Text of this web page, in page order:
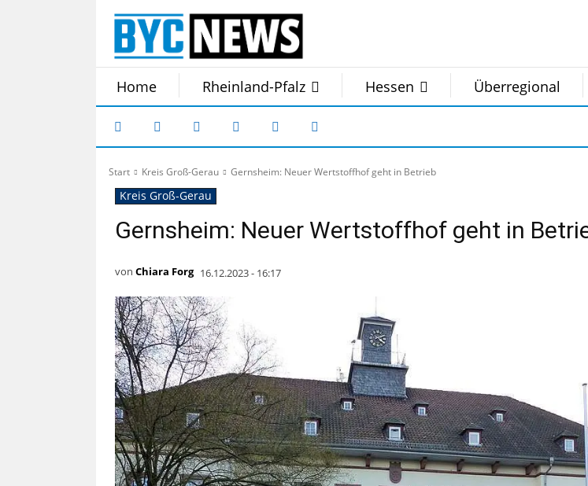
Home Rheinland-Pfalz Hessen Überregional
Start Kreis Groß-Gerau Gernsheim: Neuer Wertstoffhof geht in Betrieb
Kreis Groß-Gerau
Gernsheim: Neuer Wertstoffhof geht in
von Chiara Forg 16.12.2023 - 16:17